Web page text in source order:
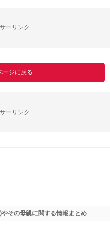
ーリンク
ージに戻る
ーリンク
その母親に関する情報まとめ